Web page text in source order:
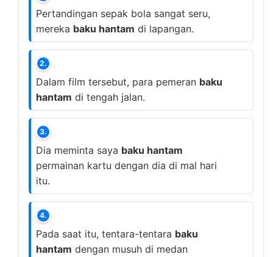
Pertandingan sepak bola sangat seru,
mereka baku hantam di lapangan.
2.
Dalam film tersebut, para pemeran baku
hantam di tengah jalan.
3.
Dia meminta saya baku hantam
permainan kartu dengan dia di mal hari
itu.
4.
Pada saat itu, tentara-tentara baku
hantam dengan musuh di medan